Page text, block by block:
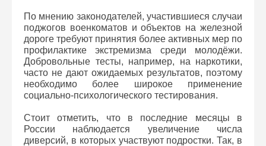
По мнению законодателей, участившиеся случаи
поджогов военкоматов и объектов на железной
дороге требуют принятия более активных мер по
профилактике экстремизма среди молодёжи.
Добровольные тесты, например, на наркотики,
часто не дают ожидаемых результатов, поэтому
необходимо более широкое применение
социально-психологического тестирования.
Стоит отметить, что в последние месяцы в
России наблюдается увеличение числа
диверсий, в которых участвуют подростки. Так, в